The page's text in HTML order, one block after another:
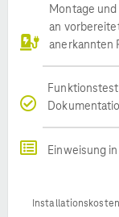
Montage
an
anerkannten
Einweisung